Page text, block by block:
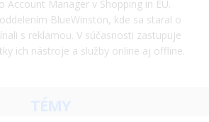
Account Manager v Shopping in EU.
BlueWinston, kde sa staral o
s reklamou. V súčasnosti zastupuje
ich nástroje a služby online aj offline.